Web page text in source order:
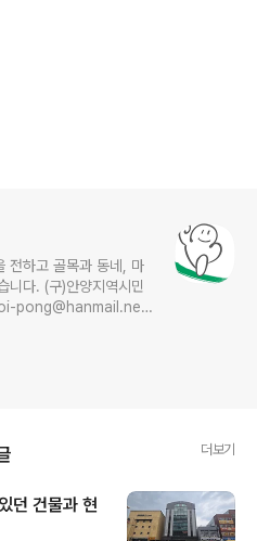
전하고 골목과 동네, 마
pong@hanmail.net
더보기
건물과 현